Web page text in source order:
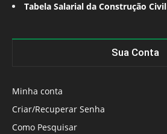
Tabela Salarial da Construção Civil
Sua Conta
Minha conta
Criar/Recuperar Senha
Como Pesquisar